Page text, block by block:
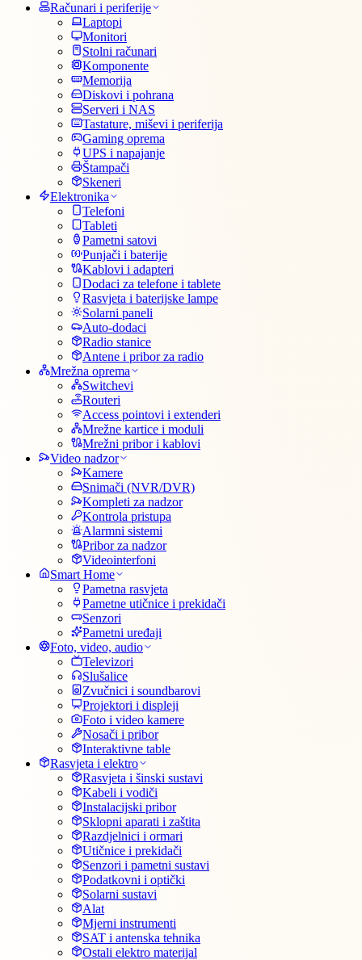
Računari i periferije
Laptopi
Monitori
Stolni računari
Komponente
Memorija
Diskovi i pohrana
Serveri i NAS
Tastature, miševi i periferija
Gaming oprema
UPS i napajanje
Štampači
Skeneri
Elektronika
Telefoni
Tableti
Pametni satovi
Punjači i baterije
Kablovi i adapteri
Dodaci za telefone i tablete
Rasvjeta i baterijske lampe
Solarni paneli
Auto-dodaci
Radio stanice
Antene i pribor za radio
Mrežna oprema
Switchevi
Routeri
Access pointovi i extenderi
Mrežne kartice i moduli
Mrežni pribor i kablovi
Video nadzor
Kamere
Snimači (NVR/DVR)
Kompleti za nadzor
Kontrola pristupa
Alarmni sistemi
Pribor za nadzor
Videointerfoni
Smart Home
Pametna rasvjeta
Pametne utičnice i prekidači
Senzori
Pametni uređaji
Foto, video, audio
Televizori
Slušalice
Zvučnici i soundbarovi
Projektori i displeji
Foto i video kamere
Nosači i pribor
Interaktivne table
Rasvjeta i elektro
Rasvjeta i šinski sustavi
Kabeli i vodiči
Instalacijski pribor
Sklopni aparati i zaštita
Razdjelnici i ormari
Utičnice i prekidači
Senzori i pametni sustavi
Podatkovni i optički
Solarni sustavi
Alat
Mjerni instrumenti
SAT i antenska tehnika
Ostali elektro materijal